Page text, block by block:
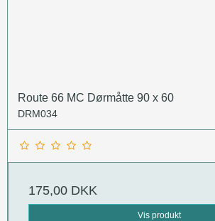
Route 66 MC Dørmåtte 90 x 60
DRM034
175,00 DKK
Vis produkt